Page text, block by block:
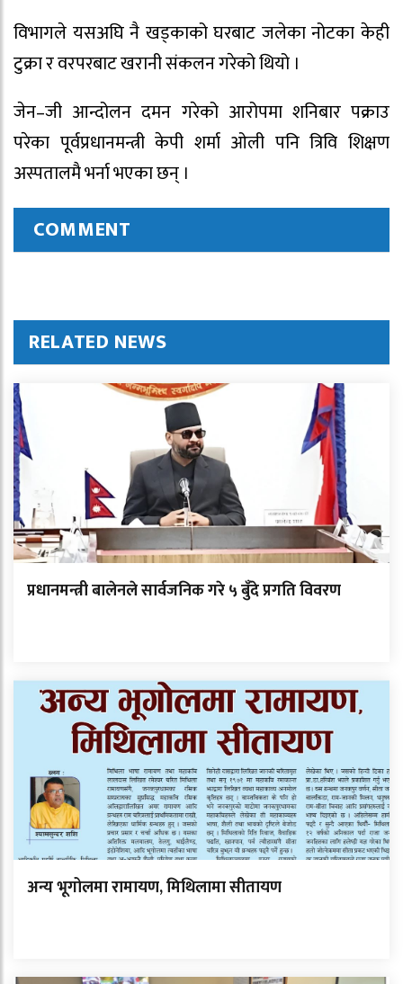
विभागले यसअघि नै खड्काको घरबाट जलेका नोटका केही
टुक्रा र वरपरबाट खरानी संकलन गरेको थियो ।
जेन–जी आन्दोलन दमन गरेको आरोपमा शनिबार पक्राउ
परेका पूर्वप्रधानमन्त्री केपी शर्मा ओली पनि त्रिवि शिक्षण
अस्पतालमै भर्ना भएका छन् ।
COMMENT
RELATED NEWS
प्रधानमन्त्री बालेनले सार्वजनिक गरे ५ बुँदे प्रगति विवरण
अन्य भूगोलमा रामायण, मिथिलामा सीतायण